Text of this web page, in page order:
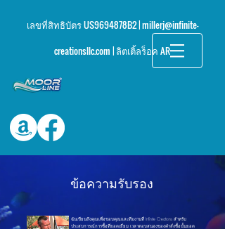
เลขที่สิทธิบัตร US9694878B2 | millerj@infinite-
creationsllc.com | ลิตเติ้ลร็อค AR
ข้อความรับรอง
ฉันเขียนถึงคุณเพื่อขอบคุณและทีมงานที่ Infinite Creations สำหรับ
ประสบการณ์การซื้อที่ยอดเยี่ยม เวลาตอบสนองของคำสั่งซื้อนั้นยอด